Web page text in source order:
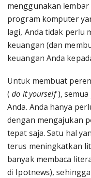
menggunakan lembar
program komputer
lagi, Anda tidak perlu
keuangan (dan
keuangan Anda
Untuk membuat
(do it yourself), semua
Anda. Anda hanya
dengan mengajukan
tepat saja. Satu hal
terus meningkatkan
banyak membaca
di Ipotnews),